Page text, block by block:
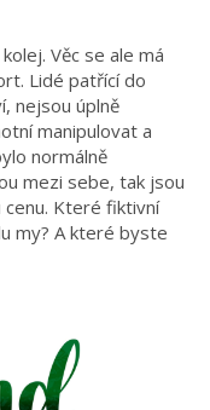
Věc se ale má
Lidé patřící do
nejsou úplně
manipulovat a
normálně
mezi sebe, tak jsou
cenu. Které fiktivní
my? A které byste